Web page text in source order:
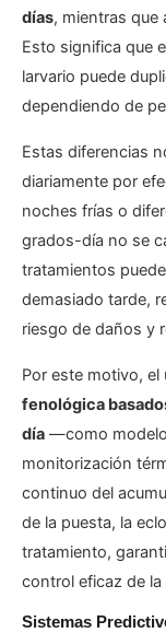
días, mientras que
Esto significa que
larvario puede
dependiendo de
Estas diferencias
diariamente por
noches frías o
grados-día no se
tratamientos
demasiado tarde,
riesgo de daños y
Por este motivo, el
fenológica
día —como
monitorización
continuo del
de la puesta, la
tratamiento,
control eficaz de
Sistemas